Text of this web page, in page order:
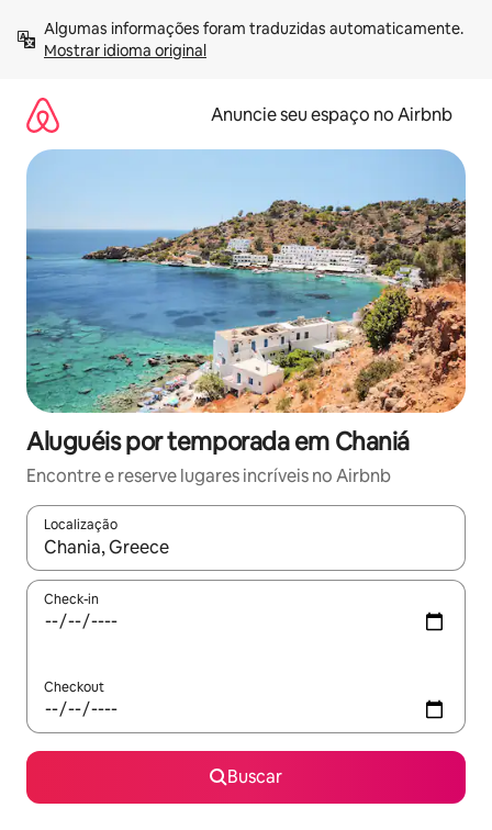
para
Mostrar idioma original
Anuncie seu espaço no Airbnb
Aluguéis por temporada em Chaniá
Encontre e reserve lugares incríveis no Airbnb
Localização
Quando os resultados estiverem disponíveis, explore-os
Check-in
Checkout
Buscar